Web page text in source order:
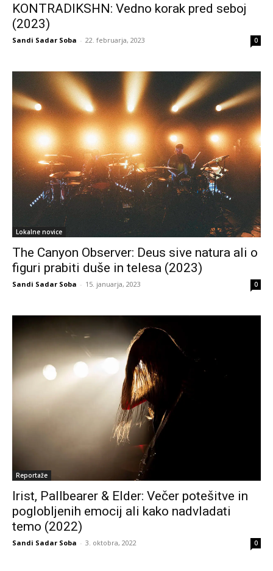
KONTRADIKSHN: Vedno korak pred seboj
(2023)
Sandi Sadar Soba - 22. februarja, 2023 0
Lokalne novice
The Canyon Observer: Deus sive natura ali o
figuri prabiti duše in telesa (2023)
Sandi Sadar Soba - 15. januarja, 2023 0
Reportaže
Irist, Pallbearer & Elder: Večer potešitve in
poglobljenih emocij ali kako nadvladati
temo (2022)
Sandi Sadar Soba - 3. oktobra, 2022 0